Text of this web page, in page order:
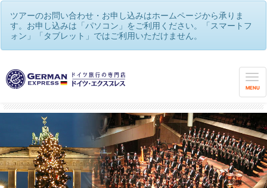
ツアーのお問い合わせ・お申し込みはホームページから承りま
す。お申し込みは「パソコン」をご利用ください。「スマートフ
ォン」「タブレット」ではご利用いただけません。
MENU
音楽の国ドイツ♪本場で名曲を聴く（音楽祭ツアー多数！）